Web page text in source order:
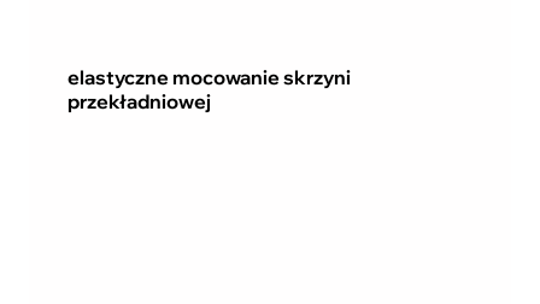
elastyczne mocowanie skrzyni
przekładniowej